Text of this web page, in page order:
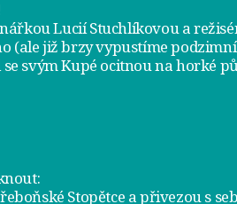
Lucií Stuchlíkovou a
(ale již brzy vypustíme
se svým Kupé ocitnou na horké
Stopětce a přivezou s